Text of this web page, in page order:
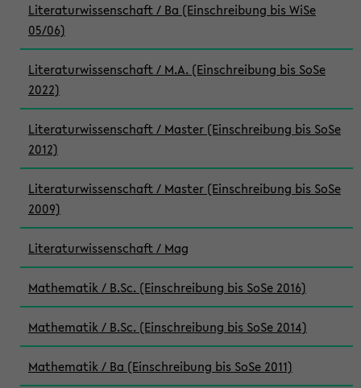
Literaturwissenschaft / Ba (Einschreibung bis WiSe
05/06)
Literaturwissenschaft / M.A. (Einschreibung bis SoSe
2022)
Literaturwissenschaft / Master (Einschreibung bis SoSe
2012)
Literaturwissenschaft / Master (Einschreibung bis SoSe
2009)
Literaturwissenschaft / Mag
Mathematik / B.Sc. (Einschreibung bis SoSe 2016)
Mathematik / B.Sc. (Einschreibung bis SoSe 2014)
Mathematik / Ba (Einschreibung bis SoSe 2011)